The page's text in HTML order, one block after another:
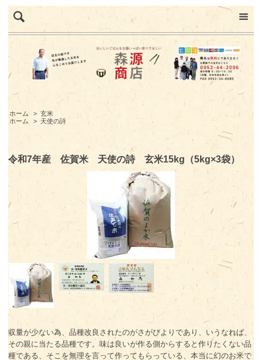
ホーム > 玄米
ホーム
> 天使の詩
令和7年産 佐賀米 天使の詩 玄米15kg（5kg×3袋）
収量が少ない為、品種改良されたのがさがびよりであり、いうなれば、
その親に当たる品種です。味は良いが作る側からすると作りたくない品
種である、そこを無理を言って作ってもらっている、本当に幻のお米で